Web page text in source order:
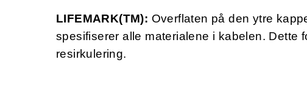
LIFEMARK(TM): Overflaten på den ytre
spesifiserer alle materialene i kabelen. Dette
resirkulering.